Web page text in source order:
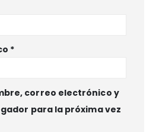
*
correo electrónico y
para la próxima vez